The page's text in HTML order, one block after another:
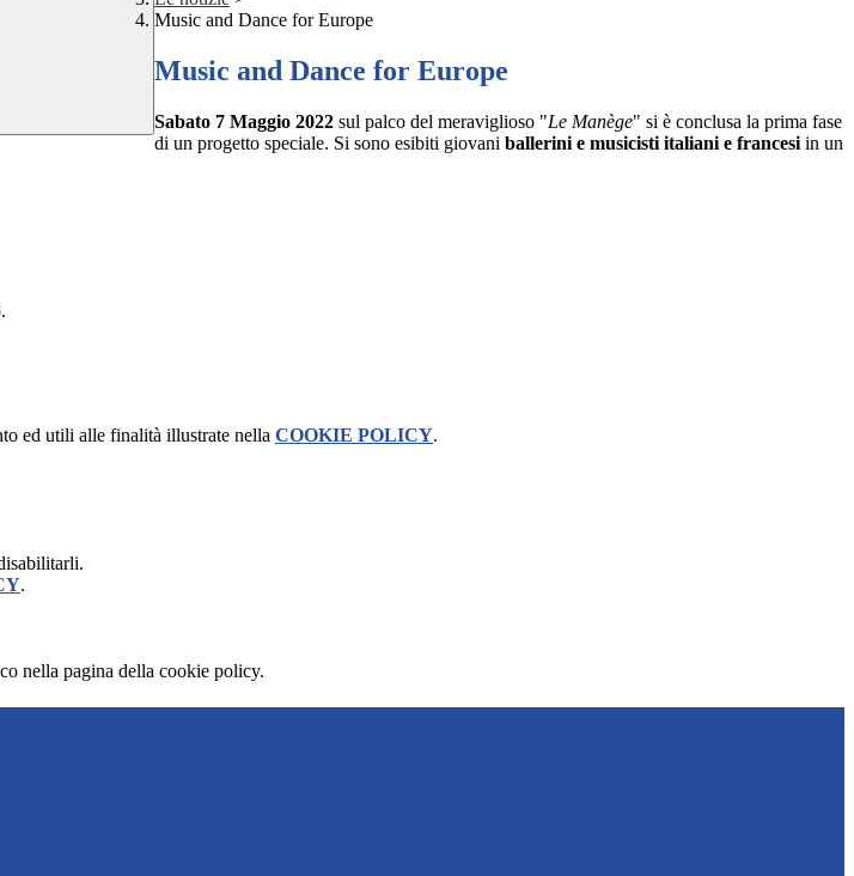
Music and Dance for Europe
Music and Dance for Europe
Sabato 7 Maggio 2022 sul palco del meraviglioso "Le Manège" si è conclusa la prima fase
di un progetto speciale. Si sono esibiti giovani ballerini e musicisti italiani e francesi in un
ed utili alle finalità illustrate nella COOKIE POLICY.
.
nella pagina della cookie policy.